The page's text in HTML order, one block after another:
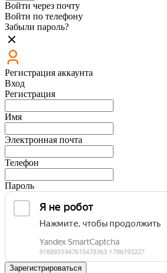
Войти через почту
Войти по телефону
Забыли пароль?
Регистрация аккаунта
Вход
Регистрация
Имя
Электронная почта
Телефон
Пароль
Зарегистрироваться